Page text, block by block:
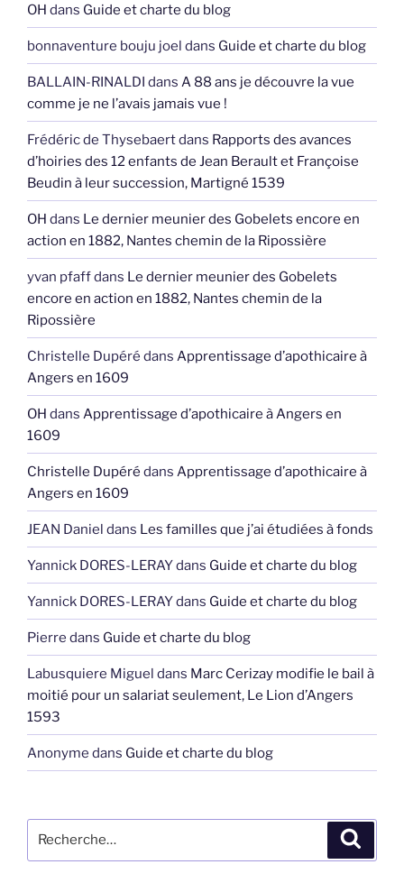
OH dans Guide et charte du blog
bonnaventure bouju joel dans Guide et charte du blog
BALLAIN-RINALDI dans A 88 ans je découvre la vue
comme je ne l’avais jamais vue !
Frédéric de Thysebaertdans Rapports des avances
d’hoiries des 12 enfants de Jean Berault et Françoise
Beudin à leur succession, Martigné 1539
OH dans Le dernier meunier des Gobelets encore en
action en 1882, Nantes chemin de la Ripossière
yvan pfaffdans Le dernier meunier des Gobelets
encore en action en 1882, Nantes chemin de la
Ripossière
Christelle Dupéré dans Apprentissage d’apothicaire à
Angers en 1609
OH dans Apprentissage d’apothicaire à Angers en
1609
Christelle Dupéré dans Apprentissage d’apothicaire à
Angers en 1609
JEAN Daniel dans Les familles que j’ai étudiées à fonds
Yannick DORES-LERAYdans Guide et charte du blog
Yannick DORES-LERAYdans Guide et charte du blog
Pierre dans Guide et charte du blog
Labusquiere Miguel dans Marc Cerizay modifie le bail à
moitié pour un salariat seulement, Le Lion d’Angers
1593
Anonyme dans Guide et charte du blog
pour